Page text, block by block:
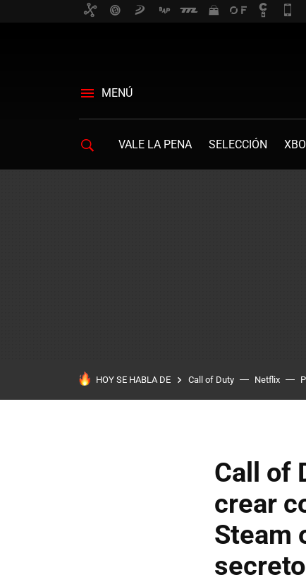
MENÚ
VALE LA PENA SELECCIÓN
HOY SE HABLA DE Call of Duty Netflix
Call of
crear
Steam